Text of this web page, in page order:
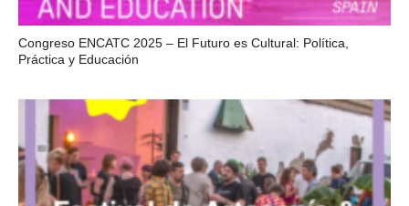
Congreso ENCATC 2025 – El Futuro es Cultural: Política,
Práctica y Educación